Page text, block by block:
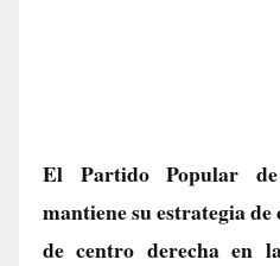
El Partido Popular
mantiene su estrategia
de centro derecha en